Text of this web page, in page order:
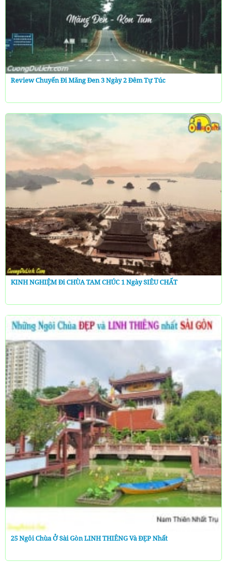
Review Chuyến Đi Măng Đen 3 Ngày 2 Đêm Tự Túc
KINH NGHIỆM Đi CHÙA TAM CHÚC 1 Ngày SIÊU CHẤT
25 Ngôi Chùa Ở Sài Gòn LINH THIÊNG Và ĐẸP Nhất